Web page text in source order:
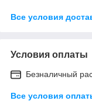
Все условия
Условия оплаты
Безналичный
Все условия